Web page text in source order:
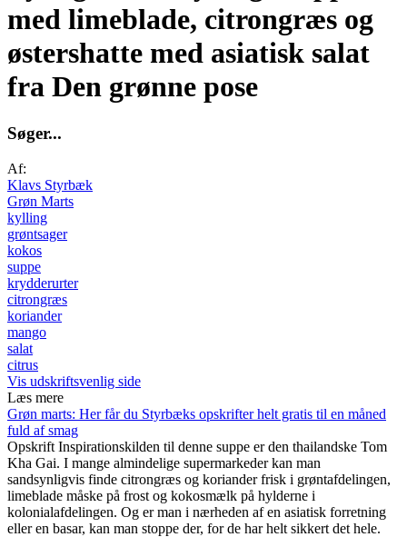
med limeblade, citrongræs og
østershatte med asiatisk salat
fra Den grønne pose
Søger...
Af:
Klavs Styrbæk
Grøn Marts
kylling
grøntsager
kokos
suppe
krydderurter
citrongræs
koriander
mango
salat
citrus
Vis udskriftsvenlig side
Læs mere
Grøn marts: Her får du Styrbæks opskrifter helt gratis til en måned
fuld af smag
Opskrift Inspirationskilden til denne suppe er den thailandske Tom
Kha Gai. I mange almindelige supermarkeder kan man
sandsynligvis finde citrongræs og koriander frisk i grøntafdelingen,
limeblade måske på frost og kokosmælk på hylderne i
kolonialafdelingen. Og er man i nærheden af en asiatisk forretning
eller en basar, kan man stoppe der, for de har helt sikkert det hele.